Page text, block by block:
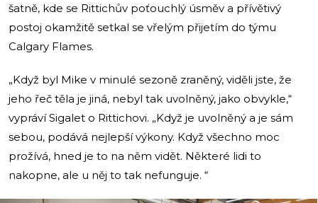
šatně, kde se Rittichův poťouchlý úsměv a přívětivý
postoj okamžitě setkal se vřelým přijetím do týmu
Calgary Flames.
„Když byl Mike v minulé sezoně zraněný, viděli jste, že
jeho řeč těla je jiná, nebyl tak uvolněný, jako obvykle,“
vypráví Sigalet o Rittichovi. „Když je uvolněný a je sám
sebou, podává nejlepší výkony. Když všechno moc
prožívá, hned je to na něm vidět. Některé lidi to
nakopne, ale u něj to tak nefunguje. “